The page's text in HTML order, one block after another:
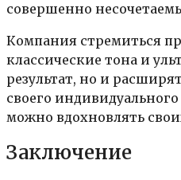
совершенно
Компания стремиться
классические тона и
результат, но и
своего
можно вдохновлять
Заключение